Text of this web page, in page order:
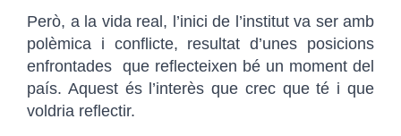
Però, a la vida real, l’inici de l’institut va ser amb
polèmica i conflicte, resultat d’unes posicions
enfrontades que reflecteixen bé un moment del
país. Aquest és l’interès que crec que té i que
voldria reflectir.